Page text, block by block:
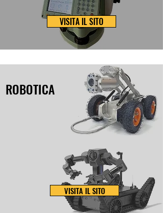
VISITA IL SITO
ROBOTICA
VISITA IL SITO